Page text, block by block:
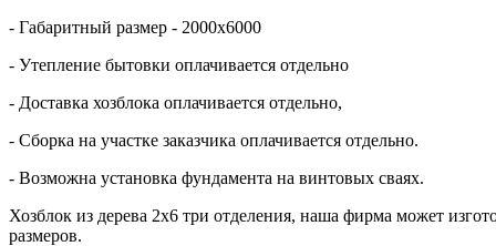
- Габаритный размер - 2000х6000
- Утепление бытовки оплачивается отдельно
- Доставка хозблока оплачивается отдельно,
- Сборка на участке заказчика оплачивается отдельно.
- Возможна установка фундамента на винтовых сваях.
Хозблок из дерева 2х6 три отделения, наша фирма может
размеров.